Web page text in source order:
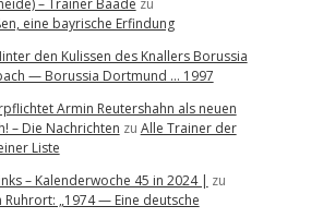
– Trainer Baade zu
eine bayrische Erfindung
den Kulissen des Knallers Borussia
— Borussia Dortmund … 1997
Armin Reutershahn als neuen
– Die Nachrichten zu Alle Trainer der
Liste
– Kalenderwoche 45 in 2024 | zu
Ruhrort: „1974 — Eine deutsche